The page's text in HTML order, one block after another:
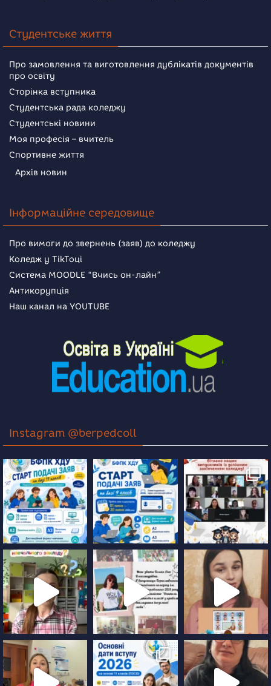
Студентське життя
Про замовлення та виготовлення дублікатів документів
про освіту
Сторінка вступника
Студентська рада коледжу
Студентські новини
Моя професія – вчитель
Спортивне життя
Архів новин
Інформаційне середовище
Про вимоги до звернень (заяв) до коледжу
Коледж у TikToці
Система MOODLE “Вчись он-лайн”
Антикорупція
Наш канал на YOUTUBE
Instagram @berpedcoll